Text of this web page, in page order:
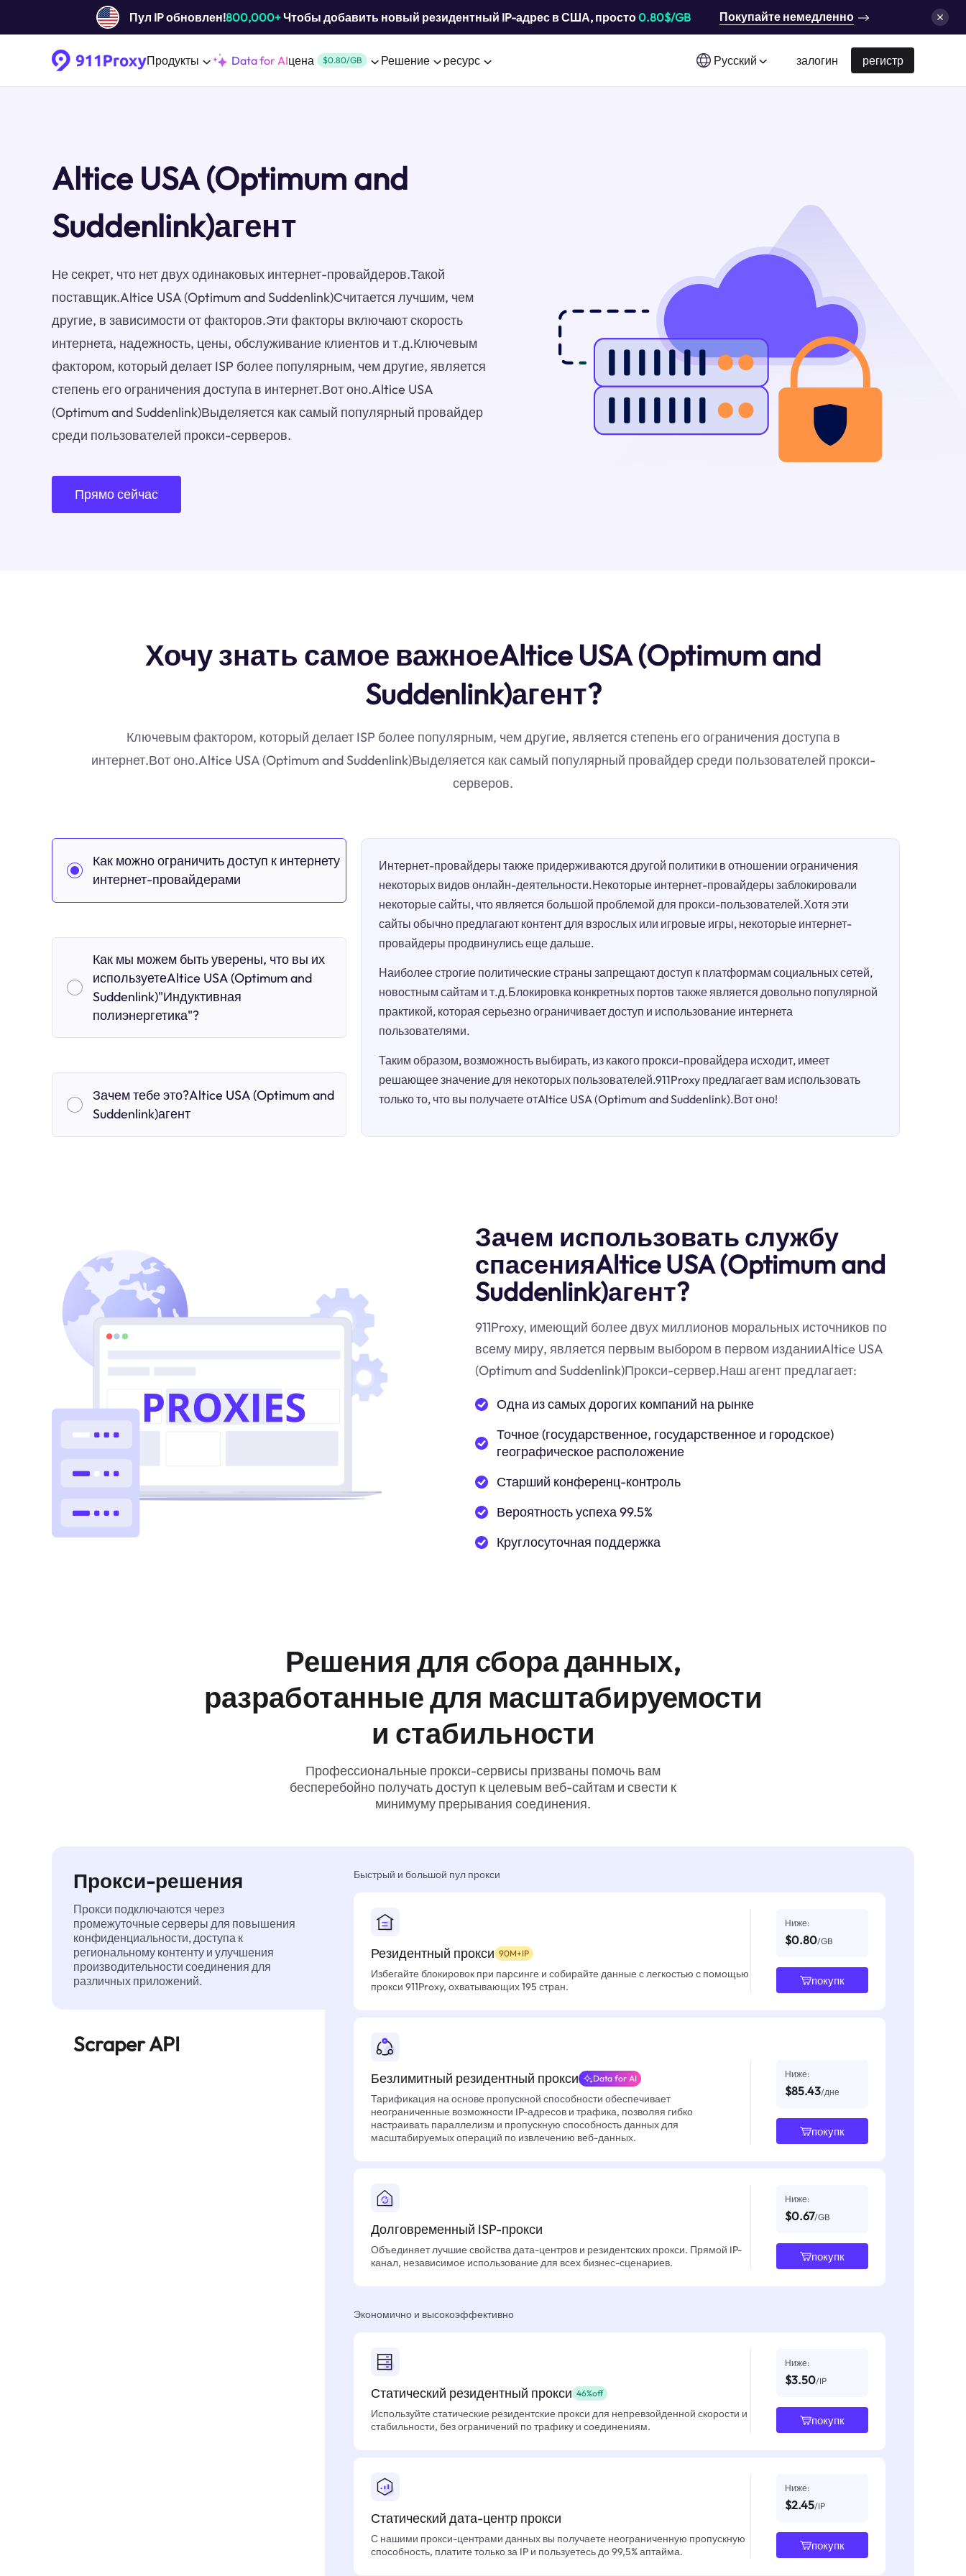
Пул IP обновлен!800,000+Чтобы добавить новый резидентный IP-адрес в США, просто0.80$/GB Покупайте немедленно
Продукты Data for AIцена $0.80/GB Решение ресурс Русский залогин регистр
Altice USA (Optimum and
Suddenlink)агент
Не секрет, что нет двух одинаковых интернет-провайдеров.Такой
поставщик.Altice USA (Optimum and Suddenlink)Считается лучшим, чем
другие, в зависимости от факторов.Эти факторы включают скорость
интернета, надежность, цены, обслуживание клиентов и т.д.Ключевым
фактором, который делает ISP более популярным, чем другие, является
степень его ограничения доступа в интернет.Вот оно.Altice USA
(Optimum and Suddenlink)Выделяется как самый популярный провайдер
среди пользователей прокси-серверов.
Прямо сейчас
Хочу знать самое важноеAltice USA (Optimum and
Suddenlink)агент?
Ключевым фактором, который делает ISP более популярным, чем другие, является степень его ограничения доступа в
интернет.Вот оно.Altice USA (Optimum and Suddenlink)Выделяется как самый популярный провайдер среди пользователей прокси-
серверов.
Как можно ограничить доступ к интернету
интернет-провайдерами
Как мы можем быть уверены, что вы их
используетеAltice USA (Optimum and
Suddenlink)"Индуктивная
полиэнергетика"?
Зачем тебе это?Altice USA (Optimum and
Suddenlink)агент
Интернет-провайдеры также придерживаются другой политики в отношении ограничения
некоторых видов онлайн-деятельности.Некоторые интернет-провайдеры заблокировали
некоторые сайты, что является большой проблемой для прокси-пользователей.Хотя эти
сайты обычно предлагают контент для взрослых или игровые игры, некоторые интернет-
провайдеры продвинулись еще дальше.
Наиболее строгие политические страны запрещают доступ к платформам социальных сетей,
новостным сайтам и т.д.Блокировка конкретных портов также является довольно популярной
практикой, которая серьезно ограничивает доступ и использование интернета
пользователями.
Таким образом, возможность выбирать, из какого прокси-провайдера исходит, имеет
решающее значение для некоторых пользователей.911Proxy предлагает вам использовать
только то, что вы получаете отAltice USA (Optimum and Suddenlink).Вот оно!
Зачем использовать службу
спасенияAltice USA (Optimum and
Suddenlink)агент?
911Proxy, имеющий более двух миллионов моральных источников по
всему миру, является первым выбором в первом изданииAltice USA
(Optimum and Suddenlink)Прокси-сервер.Наш агент предлагает:
Одна из самых дорогих компаний на рынке
Точное (государственное, государственное и городское)
географическое расположение
Старший конференц-контроль
Вероятность успеха 99.5%
Круглосуточная поддержка
Решения для сбора данных,
разработанные для масштабируемости
и стабильности
Профессиональные прокси-сервисы призваны помочь вам
бесперебойно получать доступ к целевым веб-сайтам и свести к
минимуму прерывания соединения.
Прокси-решения
Прокси подключаются через
промежуточные серверы для повышения
конфиденциальности, доступа к
региональному контенту и улучшения
производительности соединения для
различных приложений.
Scraper API
Быстрый и большой пул прокси
Резидентный прокси 90M+IP
Избегайте блокировок при парсинге и собирайте данные с легкостью с помощью
прокси 911Proxy, охватывающих 195 стран.
Ниже:
$0.80/GB
покупк
Безлимитный резидентный прокси Data for AI
Тарификация на основе пропускной способности обеспечивает
неограниченные возможности IP-адресов и трафика, позволяя гибко
настраивать параллелизм и пропускную способность данных для
масштабируемых операций по извлечению веб-данных.
Ниже:
$85.43/дне
покупк
Долговременный ISP-прокси
Объединяет лучшие свойства дата-центров и резидентских прокси. Прямой IP-
канал, независимое использование для всех бизнес-сценариев.
Ниже:
$0.67/GB
покупк
Экономично и высокоэффективно
Статический резидентный прокси 46%off
Используйте статические резидентские прокси для непревзойденной скорости и
стабильности, без ограничений по трафику и соединениям.
Ниже:
$3.50/IP
покупк
Статический дата-центр прокси
С нашими прокси-центрами данных вы получаете неограниченную пропускную
способность, платите только за IP и пользуетесь до 99,5% аптайма.
Ниже:
$2.45/IP
покупк